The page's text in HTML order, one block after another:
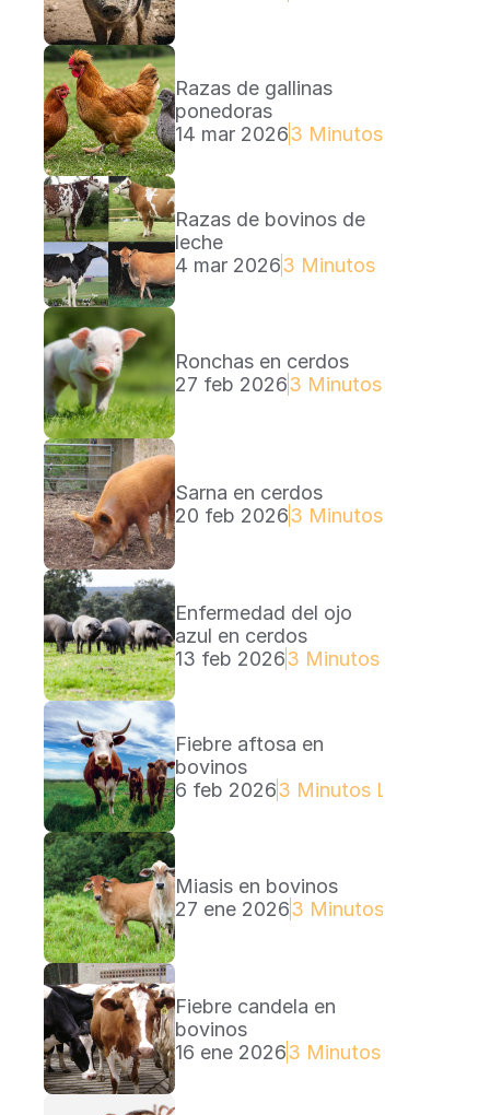
Razas de gallinas
ponedoras
14 mar 20263 Minutos Lectura
Razas de bovinos de
leche
4 mar 20263 Minutos Lectura
Ronchas en cerdos
27 feb 20263 Minutos Lectura
Sarna en cerdos
20 feb 20263 Minutos Lectura
Enfermedad del ojo
azul en cerdos
13 feb 20263 Minutos Lectura
Fiebre aftosa en
bovinos
6 feb 20263 Minutos Lectura
Miasis en bovinos
27 ene 20263 Minutos Lectura
Fiebre candela en
bovinos
16 ene 20263 Minutos Lectura